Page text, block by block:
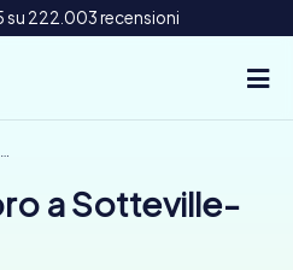
su 222.003 recensioni
a Sotteville-